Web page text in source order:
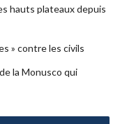
hauts plateaux depuis
» contre les civils
la Monusco qui